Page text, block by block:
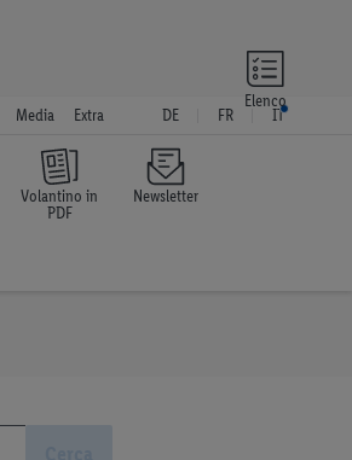
Elenco
Media Extra DE FR IT
Volantino in
PDF
Newsletter